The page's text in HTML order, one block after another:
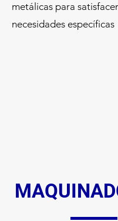
metálicas para
necesidades específicas